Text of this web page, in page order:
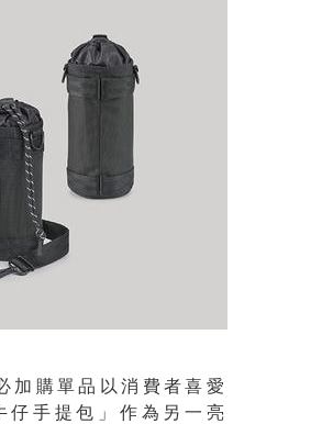
加購單品以消費者喜愛
仔手提包」 作為另一亮